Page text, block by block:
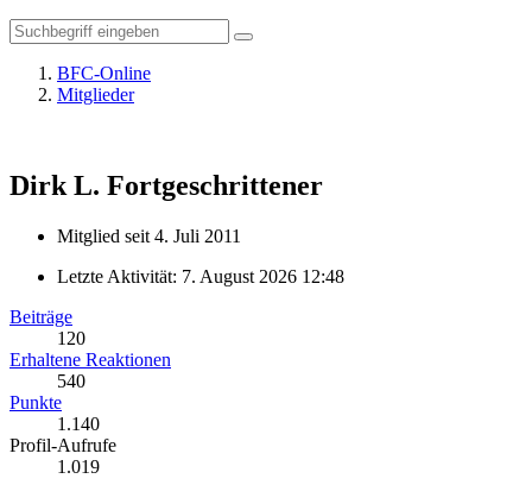
BFC-Online
Mitglieder
Dirk L. Fortgeschrittener
Mitglied seit 4. Juli 2011
Letzte Aktivität: 7. August 2026 12:48
Beiträge
120
Erhaltene Reaktionen
540
Punkte
1.140
Profil-Aufrufe
1.019